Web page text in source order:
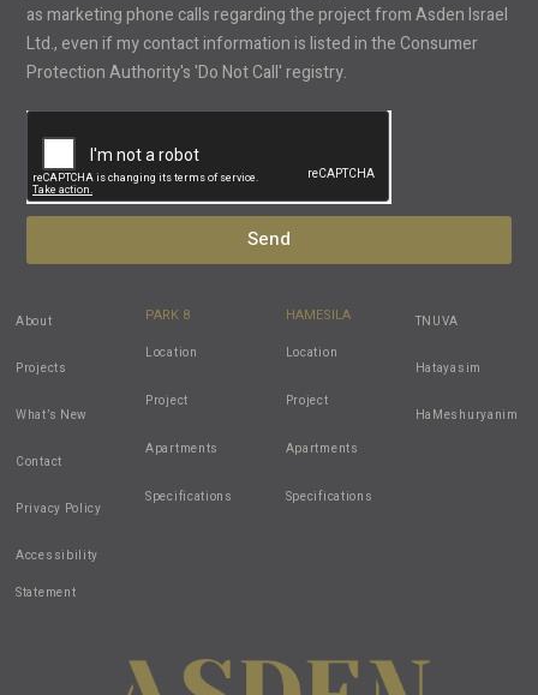
as marketing phone calls regarding the project from Asden Israel
Ltd., even if my contact information is listed in the Consumer
Protection Authority's 'Do Not Call' registry.
Send
About
Projects
What’s New
Contact
Privacy Policy
Accessibility
Statement
PARK 8
Location
Project
Apartments
Specifications
HAMESILA
Location
Project
Apartments
Specifications
TNUVA
Hatayasim
HaMeshuryanim